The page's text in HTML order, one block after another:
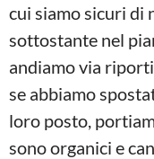
cui siamo sicuri di
sottostante nel
andiamo via
se abbiamo
loro posto,
sono organici e